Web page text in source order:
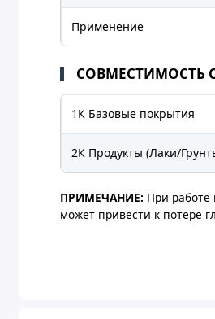
Применение
СОВМЕСТИМОСТЬ
1К Базовые покрытия
2К Продукты (Лаки/
ПРИМЕЧАНИЕ: При работе
может привести к потере